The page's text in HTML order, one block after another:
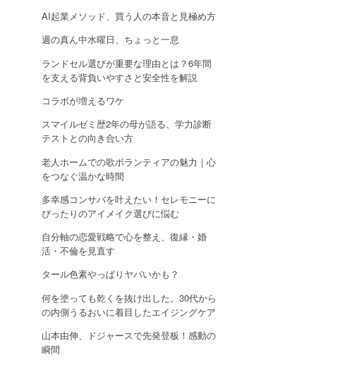
AI起業メソッド、買う人の本音と見極め方
週の真ん中水曜日、ちょっと一息
ランドセル選びが重要な理由とは？6年間
を支える背負いやすさと安全性を解説
コラボが増えるワケ
スマイルゼミ歴2年の母が語る、学力診断
テストとの向き合い方
老人ホームでの歌ボランティアの魅力｜心
をつなぐ温かな時間
多幸感コンサバを叶えたい！セレモニーに
ぴったりのアイメイク選びに悩む
自分軸の恋愛戦略で心を整え、復縁・婚
活・不倫を見直す
タール色素やっぱりヤバいかも？
何を塗っても乾くを抜け出した。30代から
の内側うるおいに着目したエイジングケア
山本由伸、ドジャースで先発登板！感動の
瞬間